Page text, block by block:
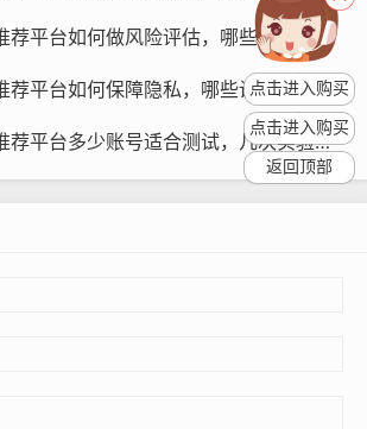
在线购买tg账号, 电报聊天账号购买,wdd
16888.com
账号主人出售账号，购买者可能需要承
纸飞机账号购买推荐平台如何做风险评估，哪些维度必须考虑与策略清单
纸飞机账号购买推荐平台如何保障隐私，哪些设置要做与使用引导与策略清单
纸飞机账号购买推荐平台多少账号适合测试，几次实验更有效与方法清单
点击进入购买
点击进入购买
返回顶部